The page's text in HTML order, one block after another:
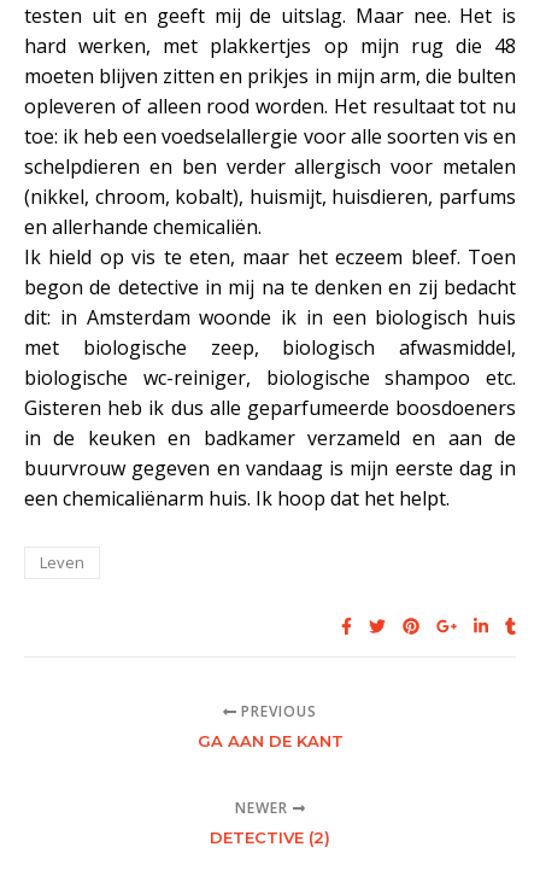
testen uit en geeft mij de uitslag. Maar nee. Het is
hard werken, met plakkertjes op mijn rug die 48
moeten blijven zitten en prikjes in mijn arm, die bulten
opleveren of alleen rood worden. Het resultaat tot nu
toe: ik heb een voedselallergie voor alle soorten vis en
schelpdieren en ben verder allergisch voor metalen
(nikkel, chroom, kobalt), huismijt, huisdieren, parfums
en allerhande chemicaliën.
Ik hield op vis te eten, maar het eczeem bleef. Toen
begon de detective in mij na te denken en zij bedacht
dit: in Amsterdam woonde ik in een biologisch huis
met biologische zeep, biologisch afwasmiddel,
biologische wc-reiniger, biologische shampoo etc.
Gisteren heb ik dus alle geparfumeerde boosdoeners
in de keuken en badkamer verzameld en aan de
buurvrouw gegeven en vandaag is mijn eerste dag in
een chemicaliënarm huis. Ik hoop dat het helpt.
Leven
PREVIOUS
GA AAN DE KANT
NEWER
DETECTIVE (2)